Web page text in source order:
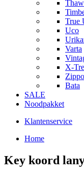
Thaw
True
Uco
Varta
X-
Zippo
Bata
SALE
Noodpakket
Klantenservice
Home
Key koord